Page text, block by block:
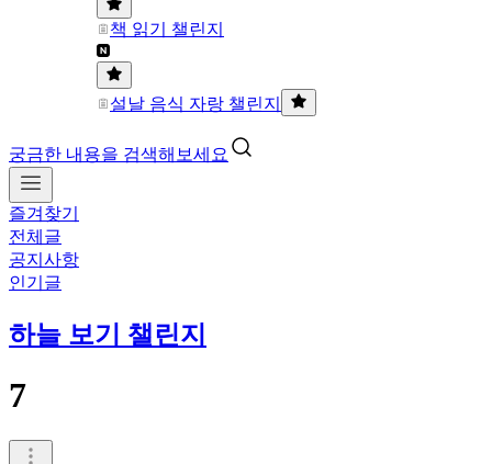
책 읽기 챌린지
설날 음식 자랑 챌린지
궁금한 내용을 검색해보세요
즐겨찾기
전체글
공지사항
인기글
하늘 보기 챌린지
7